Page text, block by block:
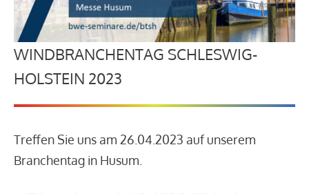
WINDBRANCHENTAG SCHLESWIG-
HOLSTEIN 2023
Treffen Sie uns am 26.04.2023 auf unserem
Branchentag in Husum.